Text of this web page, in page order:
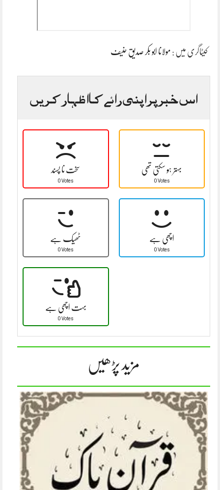
کیٹاگری میں : مولانا ابو بکر صدیق حنیف
اس خبر پر اپنی رائے کا اظہار کریں
سخت نا پسند
0 Votes
بہتر ہو سکتی تھی
0 Votes
ٹھیک ہے
0 Votes
اچھی ہے
0 Votes
بہت اچھی ہے
0 Votes
مزید پڑھیں